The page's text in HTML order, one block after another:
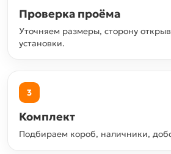
Проверка проёма
Уточняем размеры, сторону
установки.
3
Комплект
Подбираем короб, наличники,